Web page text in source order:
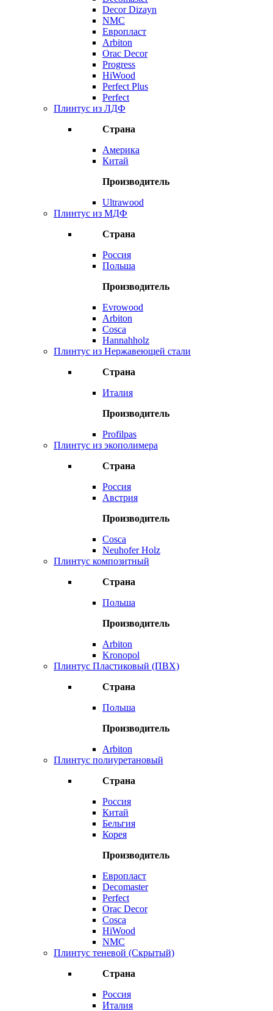
Decor Dizayn
NMC
Европласт
Arbiton
Orac Decor
Progress
HiWood
Perfect Plus
Perfect
Плинтус из ЛДФ
Страна
Америка
Китай
Производитель
Ultrawood
Плинтус из МДФ
Страна
Россия
Польша
Производитель
Evrowood
Arbiton
Cosca
Hannahholz
Плинтус из Нержавеющей стали
Страна
Италия
Производитель
Profilpas
Плинтус из экополимера
Страна
Россия
Австрия
Производитель
Cosca
Neuhofer Holz
Плинтус композитный
Страна
Польша
Производитель
Arbiton
Kronopol
Плинтус Пластиковый (ПВХ)
Страна
Польша
Производитель
Arbiton
Плинтус полиуретановый
Страна
Россия
Китай
Бельгия
Корея
Производитель
Европласт
Decomaster
Perfect
Orac Decor
Cosca
HiWood
NMC
Плинтус теневой (Скрытый)
Страна
Россия
Италия